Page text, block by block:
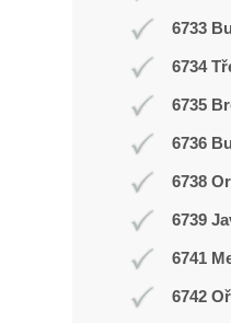
6733
6734
6735
6736
6738
6739
6741
6742